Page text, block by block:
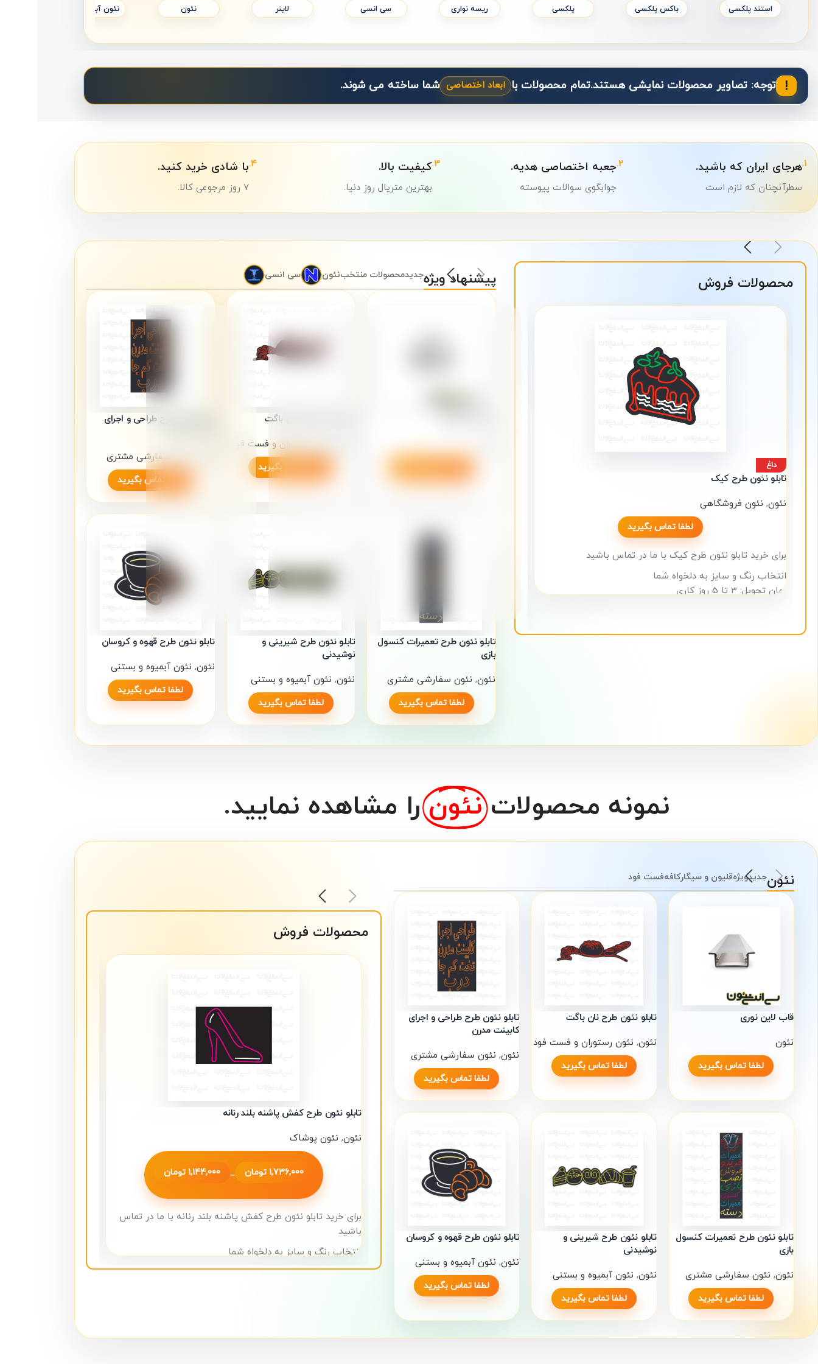
نئون آبمیوه و بستنی نئون آرایشی و بهداشتی نئون الکتریکی نئون بچه گانه و تزئینی نئون پوشاک نئون تولد نئون خودرویی
! توجه: تصاویر محصولات نمایشی هستند.تمام محصولات با شکل سفارشی شما ساخته می شوند.
1.هرجای ایران که باشید.
سطرآنچنان که لازم است
2.جعبه اختصاصی هدیه.
جوابگوی سوالات پیوسته
3.کیفیت بالا.
بهترین متریال روز دنیا.
4.با شادی خرید کنید.
7 روز مرجوعی کالا.
محصولات فروش
داغ
تابلو نئون طرح کیک
نئون, نئون فروشگاهی
لطفا تماس بگیرید
برای خرید تابلو نئون طرح کیک با ما در تماس باشید
انتخاب رنگ و سایز به دلخواه شما
زمان تحویل: 3 تا 5 روز کاری
بنفشه، طبقه اول، واحد 26
تابلو نئون طرح قلیون شماره 3
3,782,000 تومان
بنفشه، طبقه اول، واحد 26
شماره تماس: 09124210280
تابلو نئون طرح باریستا
نئون
برای خرید تابلو نئون طرح باریستا با ما در تماس باشید
آدرس ما: بازار تهران، خیابان پامنار، کوچه خلیلی مفرد، پاساژ
شماره تماس: 09124210280
پیشنهاد ویژهجدیدمحصولات منتخبنئون سی انسی
تابلو نئون طرح نان باگت
نئون رستوران و فست فود
لطفا تماس بگیرید
تابلو نئون طرح طراحی و اجرای
نئون سفارشی مشتری
لطفا تماس بگیرید
تابلو نئون طرح تعمیرات کنسول
بازی
نئون, نئون سفارشی مشتری
لطفا تماس بگیرید
تابلو نئون طرح شیرینی و
نوشیدنی
نئون, نئون آبمیوه و بستنی
لطفا تماس بگیرید
تابلو نئون طرح قهوه و کروسان
نئون, نئون آبمیوه و بستنی
لطفا تماس بگیرید
نمونه محصولات نئون را مشاهده نمایید.
نئونجدیدویژهقلیون و سیگارکافهفست فود
قاب لاین نوری
نئون
لطفا تماس بگیرید
تابلو نئون طرح نان باگت
نئون, نئون رستوران و فست فود
لطفا تماس بگیرید
تابلو نئون طرح طراحی و اجرای
کابینت مدرن
نئون, نئون سفارشی مشتری
لطفا تماس بگیرید
تابلو نئون طرح تعمیرات کنسول
بازی
نئون, نئون سفارشی مشتری
لطفا تماس بگیرید
تابلو نئون طرح شیرینی و
نوشیدنی
نئون, نئون آبمیوه و بستنی
لطفا تماس بگیرید
تابلو نئون طرح قهوه و کروسان
نئون, نئون آبمیوه و بستنی
لطفا تماس بگیرید
محصولات فروش
تابلو نئون طرح کفش پاشنه بلند رنانه
نئون, نئون پوشاک
1,736,000 تومان –
1,144,000 تومان
برای خرید تابلو نئون طرح کفش پاشنه بلند رنانه با ما در تماس
باشید
انتخاب رنگ و سایز به دلخواه شما
زمان تحویل: 3 تا 5 روز کاری
شماره تماس: 09124210280